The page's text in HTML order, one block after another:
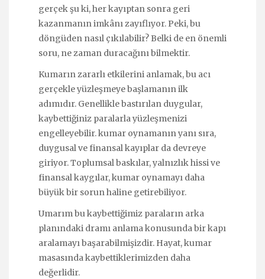
gerçek şu ki, her kayıptan sonra geri
kazanmanın imkânı zayıflıyor. Peki, bu
döngüden nasıl çıkılabilir? Belki de en önemli
soru, ne zaman duracağını bilmektir.
Kumarın zararlı etkilerini anlamak, bu acı
gerçekle yüzleşmeye başlamanın ilk
adımıdır. Genellikle bastırılan duygular,
kaybettiğiniz paralarla yüzleşmenizi
engelleyebilir. kumar oynamanın yanı sıra,
duygusal ve finansal kayıplar da devreye
giriyor. Toplumsal baskılar, yalnızlık hissi ve
finansal kaygılar, kumar oynamayı daha
büyük bir sorun haline getirebiliyor.
Umarım bu kaybettiğimiz paraların arka
planındaki dramı anlama konusunda bir kapı
aralamayı başarabilmişizdir. Hayat, kumar
masasında kaybettiklerimizden daha
değerlidir.